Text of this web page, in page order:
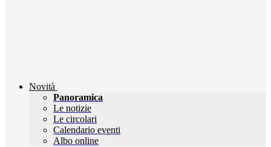
Novità
Panoramica
Le notizie
Le circolari
Calendario eventi
Albo online